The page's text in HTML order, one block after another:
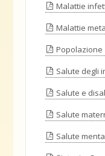
Malattie
Malattie
Popolazione
Salute degli
Salute e
Salute
Salute